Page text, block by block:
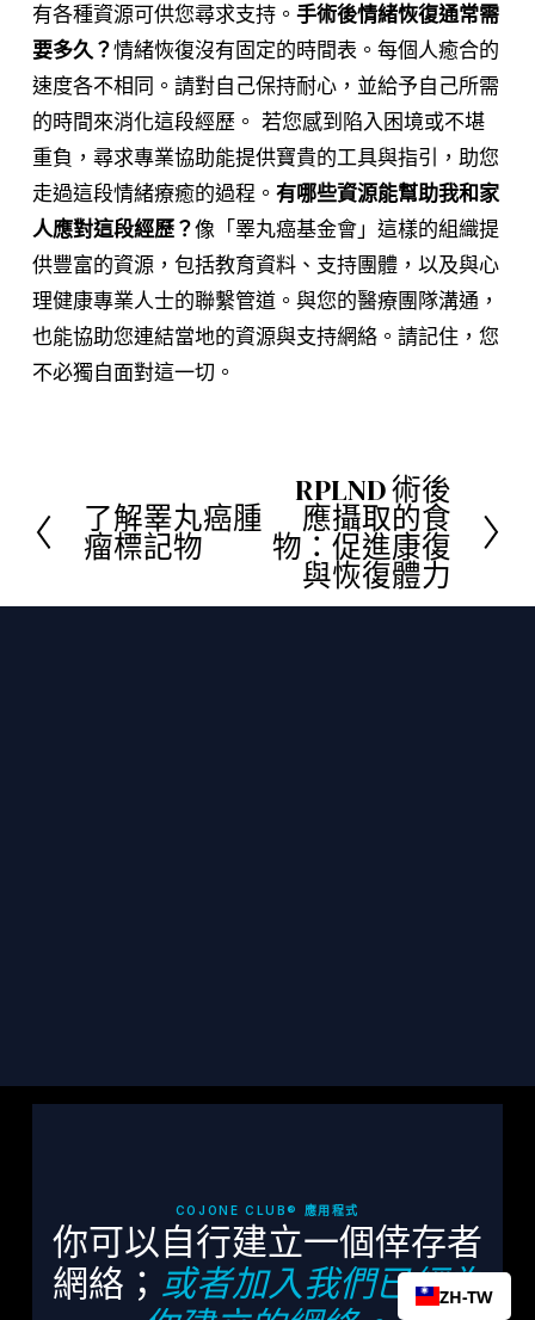
有各種資源可供您尋求支持。 手術後情緒恢復通常需
要多久？情緒恢復沒有固定的時間表。每個人癒合的
速度各不相同。請對自己保持耐心，並給予自己所需
的時間來消化這段經歷。 若您感到陷入困境或不堪
重負，尋求專業協助能提供寶貴的工具與指引，助您
走過這段情緒療癒的過程。 有哪些資源能幫助我和家
人應對這段經歷？像「睪丸癌基金會」這樣的組織提
供豐富的資源，包括教育資料、支持團體，以及與心
理健康專業人士的聯繫管道。與您的醫療團隊溝通，
也能協助您連結當地的資源與支持網絡。請記住，您
不必獨自面對這一切。
上
一
了解睪丸癌腫
瘤標記物
一
頁
RPLND 術後
應攝取的食
物：促進康復
與恢復體力
COJONE CLUB® 應用程式
你可以自行建立一個倖存者
網絡； 或者加入我們已經為
ZH-TW